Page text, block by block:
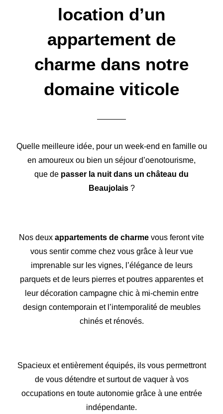
location d’un
appartement de
charme dans notre
domaine viticole
Quelle meilleure idée, pour un week-end en famille ou
en amoureux ou bien un séjour d’oenotourisme,
que de passer la nuit dans un château du
Beaujolais?
Nos deux appartements de charme vous feront vite
vous sentir comme chez vous grâce à leur vue
imprenable sur les vignes, l’élégance de leurs
parquets et de leurs pierres et poutres apparentes et
leur décoration campagne chic à mi-chemin entre
design contemporain et l’intemporalité de meubles
chinés et rénovés.
Spacieux et entièrement équipés, ils vous permettront
de vous détendre et surtout de vaquer à vos
occupations en toute autonomie grâce à une entrée
indépendante.